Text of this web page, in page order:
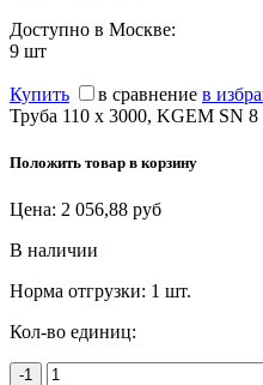
Доступно в Москве:
9 шт
Купить в сравнение в
Труба 110 х 3000, KGEM SN 8
Положить товар в корзину
Цена: 2 056,88 руб
В наличии
Норма отгрузки: 1 шт.
Кол-во единиц:
-1